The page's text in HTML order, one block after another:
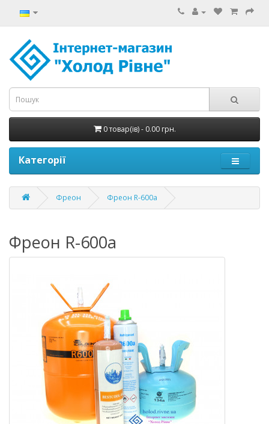
0 товар(ів) - 0.00 грн.
Категорії
Фреон Фреон R-600а
Фреон R-600а